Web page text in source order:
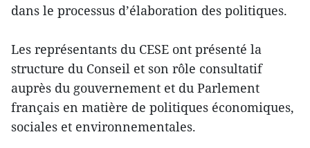
dans le processus d’élaboration des politiques.
Les représentants du CESE ont présenté la
structure du Conseil et son rôle consultatif
auprès du gouvernement et du Parlement
français en matière de politiques économiques,
sociales et environnementales.